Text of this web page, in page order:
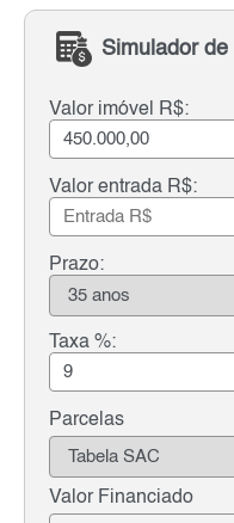
Simulador
Valor imóvel R$:
Valor entrada R$:
Prazo:
Taxa %:
Parcelas
Valor Financiado